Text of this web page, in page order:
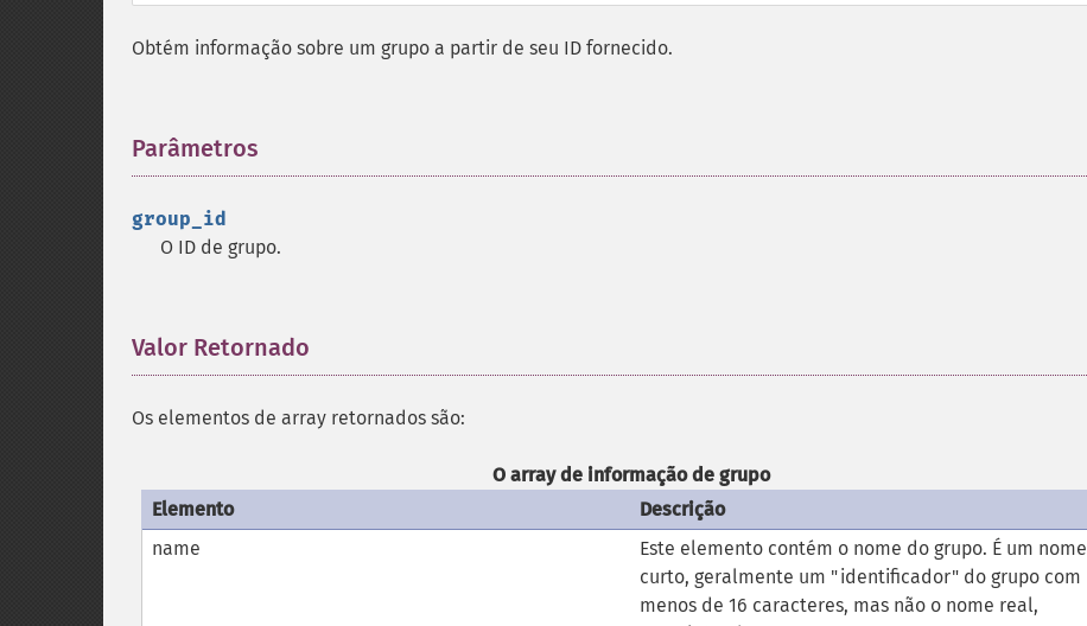
Obtém informação sobre um grupo a partir de seu ID fornecido.
Parâmetros
group_id
O ID de grupo.
Valor Retornado
Os elementos de array retornados são:
O array de informação de grupo
Elemento
Descrição
name
Este elemento contém o nome do grupo. É um nome
curto, geralmente um "identificador" do grupo com
menos de 16 caracteres, mas não o nome real,